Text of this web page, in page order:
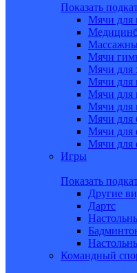
Показать
Мячи для
Мячи
Мячи для
Мячи для
Мячи для
Мячи для
Мячи для
Мячи для
Мячи для
Игры
Показать
Другие
Дартс
Командный